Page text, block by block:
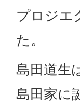
プロジエ
た。
島田道生
島田家に